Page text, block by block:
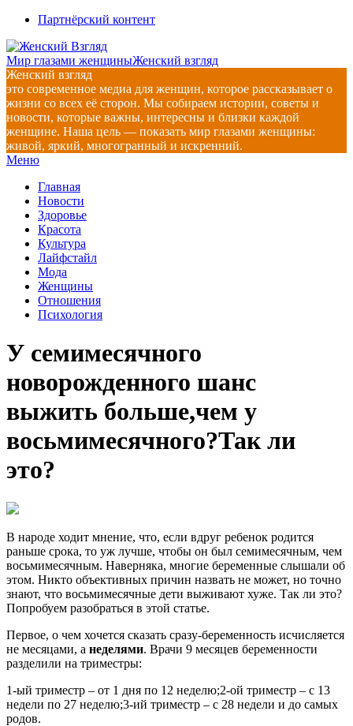
Перейти
содержимому
Партнёрский контент
Мир глазами женщиныЖенский взгляд
Женский взгляд
это современное медиа для женщин, которое рассказывает о
жизни со всех её сторон. Мы собираем истории, советы и
новости, которые важны, интересны и близки каждой
женщине. Наша цель — показать мир глазами женщины:
живой, яркий, многогранный и искренний.
Главное
меню
Меню
Главная
Новости
Здоровье
Красота
Культура
Лайфстайл
Мода
Женщины
Отношения
Психология
У семимесячного
новорожденного шанс
выжить больше,чем у
восьмимесячного?Так ли
это?
В народе ходит мнение, что, если вдруг ребенок родится
раньше срока, то уж лучше, чтобы он был семимесячным, чем
восьмимесячным. Наверняка, многие беременные слышали об
этом. Никто объективных причин назвать не может, но точно
знают, что восьмимесячные дети выживают хуже. Так ли это?
Попробуем разобраться в этой статье.
Первое, о чем хочется сказать сразу-беременность исчисляется
не месяцами, а неделями. Врачи 9 месяцев беременности
разделили на триместры:
1-ый триместр – от 1 дня по 12 неделю;2-ой триместр – с 13
недели по 27 неделю;3-ий триместр – с 28 недели и до самых
родов.